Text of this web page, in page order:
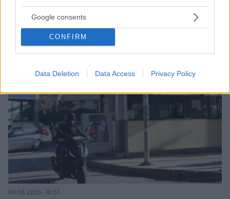
Google consents
CONFIRM
Data Deletion Data Access Privacy Policy
09.08.2026, 10:51